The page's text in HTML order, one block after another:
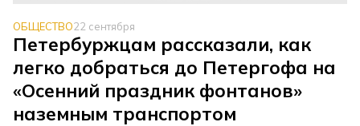
ОБЩЕСТВО22 сентября
Петербуржцам рассказали, как
легко добраться до Петергофа на
«Осенний праздник фонтанов»
наземным транспортом